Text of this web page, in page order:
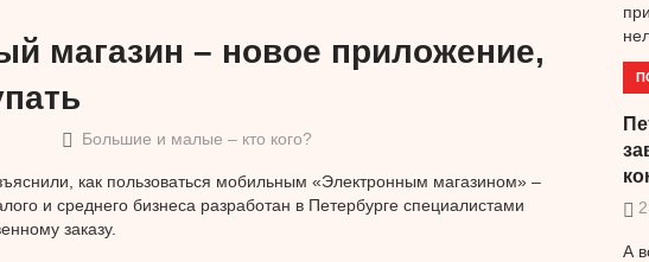
магазин – новое приложение,
Большие и малые – кто кого?
как пользоваться мобильным «Электронным магазином» –
и среднего бизнеса разработан в Петербурге специалистами
заказу.
А